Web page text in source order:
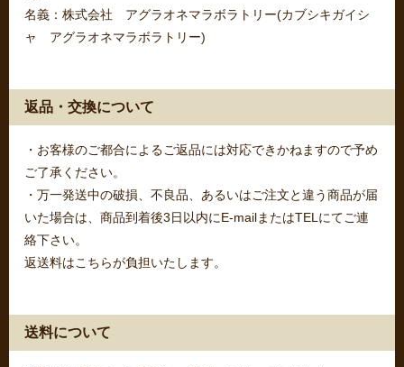
名義：株式会社 アグラオネマラボラトリー(カブシキガイシ
ャ アグラオネマラボラトリー)
返品・交換について
・お客様のご都合によるご返品には対応できかねますので予め
ご了承ください。
・万一発送中の破損、不良品、あるいはご注文と違う商品が届
いた場合は、商品到着後3日以内にE-mailまたはTELにてご連
絡下さい。
返送料はこちらが負担いたします。
送料について